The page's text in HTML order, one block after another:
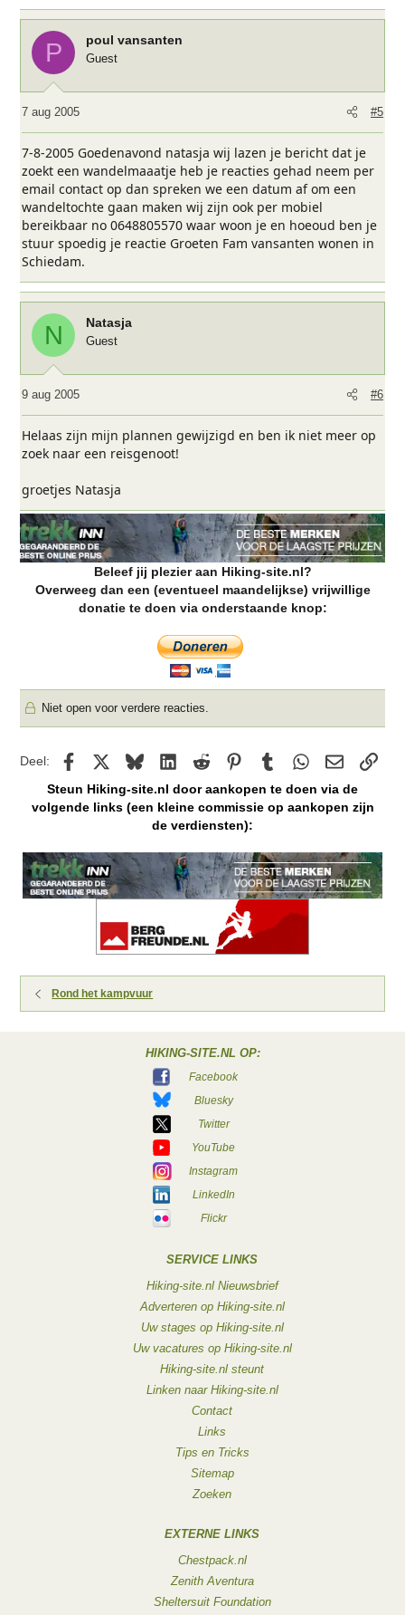
P poul vansanten
Guest
7 aug 2005 #5
7-8-2005 Goedenavond natasja wij lazen je bericht dat je
zoekt een wandelmaaatje heb je reacties gehad neem per
email contact op dan spreken we een datum af om een
wandeltochte gaan maken wij zijn ook per mobiel
bereikbaar no 0648805570 waar woon je en hoeoud ben je
stuur spoedig je reactie Groeten Fam vansanten wonen in
Schiedam.
N Natasja
Guest
9 aug 2005 #6
Helaas zijn mijn plannen gewijzigd en ben ik niet meer op
zoek naar een reisgenoot!
groetjes Natasja
Beleef jij plezier aan Hiking-site.nl?
Overweeg dan een (eventueel maandelijkse) vrijwillige
donatie te doen via onderstaande knop:
Niet open voor verdere reacties.
Deel: Facebook BlueskyLinkedInReddit PinterestTumblr WhatsApp
E-mail
Steun Hiking-site.nl door aankopen te doen via de
volgende links (een kleine commissie op aankopen zijn
de verdiensten):
Rond het kampvuur
HIKING-SITE.NL OP:
Facebook
Bluesky
Twitter
YouTube
Instagram
LinkedIn
Flickr
SERVICE LINKS
Hiking-site.nl Nieuwsbrief
Adverteren op Hiking-site.nl
Uw stages op Hiking-site.nl
Uw vacatures op Hiking-site.nl
Hiking-site.nl steunt
Linken naar Hiking-site.nl
Contact
Links
Tips en Tricks
Sitemap
Zoeken
EXTERNE LINKS
Chestpack.nl
Zenith Aventura
Sheltersuit Foundation